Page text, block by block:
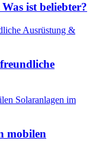
ist beliebter?
mobilen